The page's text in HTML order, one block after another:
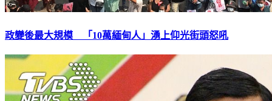
政變後最大規模 「10萬緬甸人」湧上仰光街頭怒吼